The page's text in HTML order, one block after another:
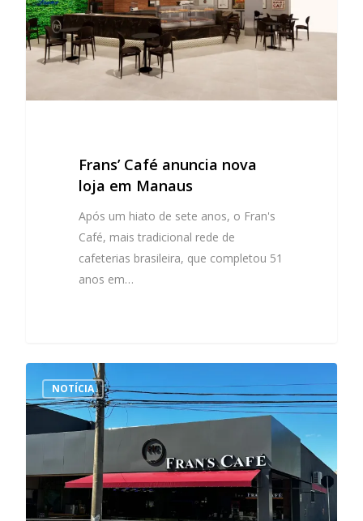
Frans’ Café anuncia nova
loja em Manaus
Após um hiato de sete anos, o Fran's
Café, mais tradicional rede de
cafeterias brasileira, que completou 51
anos em…
NOTÍCIA